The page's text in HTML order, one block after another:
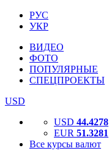
РУС
УКР
ВИДЕО
ФОТО
ПОПУЛЯРНЫЕ
СПЕЦПРОЕКТЫ
USD
USD 44.4278
EUR 51.3281
Все курсы валют